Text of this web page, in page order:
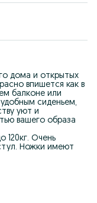
дома и открытых
впишется как в
балконе или
сиденьем,
уют и
вашего образа
120кг. Очень
Ножки имеют